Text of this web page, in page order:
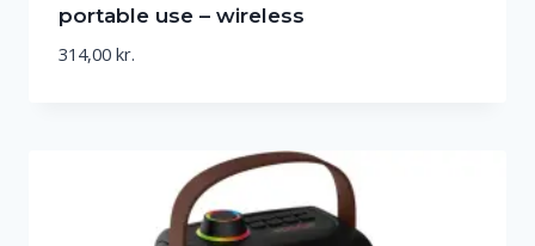
portable use – wireless
314,00 kr.